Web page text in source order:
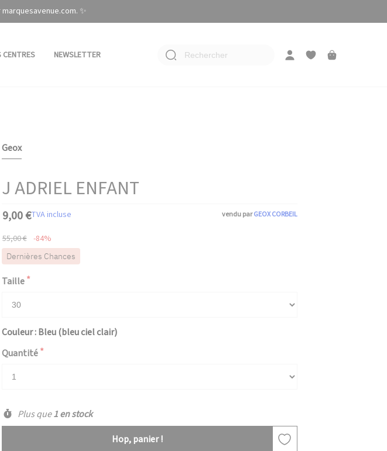
✨
CENTRES NEWSLETTER Rechercher
Geox
J ADRIEL ENFANT
vendu parGEOX CORBEIL
9,00 €TVA incluse
55,00 € -84%
Dernières Chances
Taille
Couleur : Bleu (bleu ciel clair)
Quantité
Plus que1 en stock
Hop, panier !